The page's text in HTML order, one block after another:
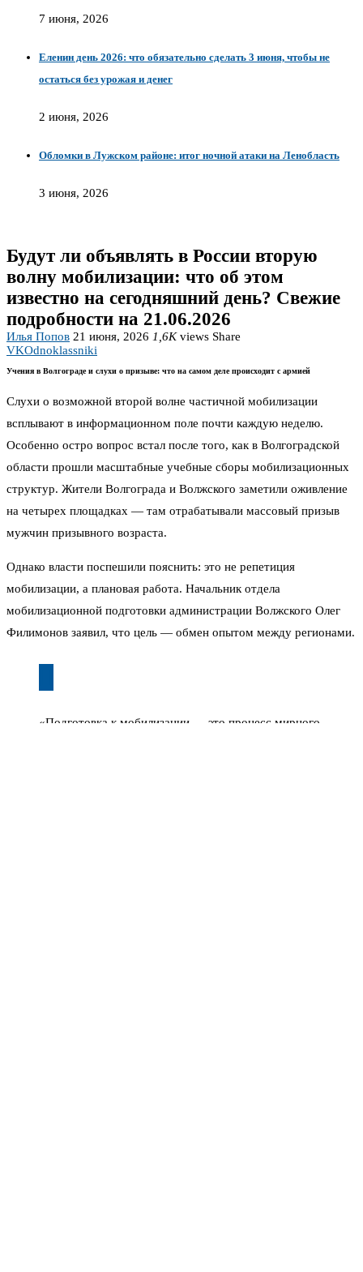
7 июня, 2026
Еленин день 2026: что обязательно сделать 3 июня, чтобы не
остаться без урожая и денег
2 июня, 2026
Обломки в Лужском районе: итог ночной атаки на Ленобласть
3 июня, 2026
Будут ли объявлять в России вторую
волну мобилизации: что об этом
известно на сегодняшний день? Свежие
подробности на 21.06.2026
Илья Попов 21 июня, 2026 1,6Kviews Share
VKOdnoklassniki
Учения в Волгограде и слухи о призыве: что на самом деле происходит с армией
Слухи о возможной второй волне частичной мобилизации
всплывают в информационном поле почти каждую неделю.
Особенно остро вопрос встал после того, как в Волгоградской
области прошли масштабные учебные сборы мобилизационных
структур. Жители Волгограда и Волжского заметили оживление
на четырех площадках — там отрабатывали массовый призыв
мужчин призывного возраста.
Однако власти поспешили пояснить: это не репетиция
мобилизации, а плановая работа. Начальник отдела
мобилизационной подготовки администрации Волжского Олег
Филимонов заявил, что цель — обмен опытом между регионами.
«Подготовка к мобилизации — это процесс мирного